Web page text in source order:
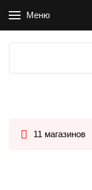
Меню
11 магазинов